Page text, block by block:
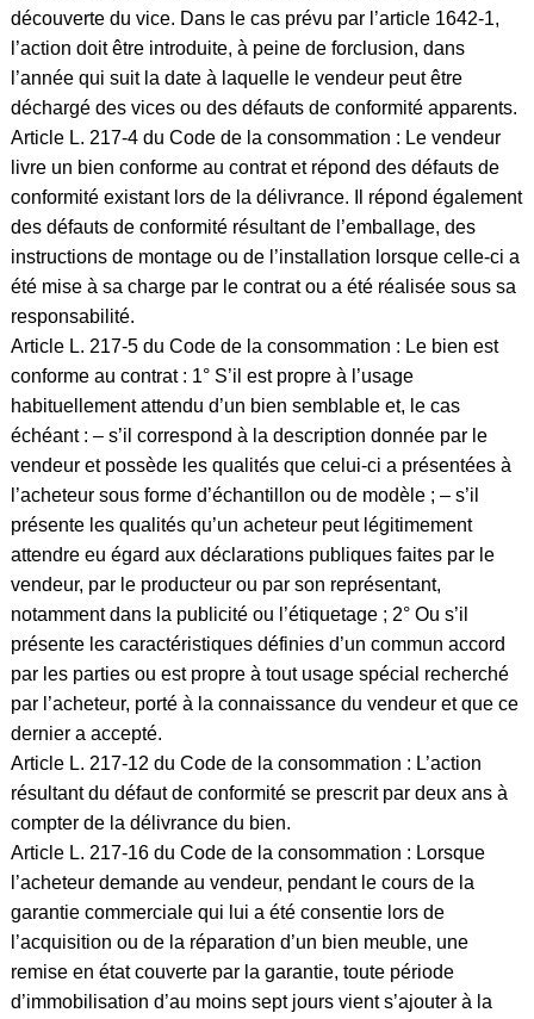
découverte du vice. Dans le cas prévu par l’article 1642-1,
l’action doit être introduite, à peine de forclusion, dans
l’année qui suit la date à laquelle le vendeur peut être
déchargé des vices ou des défauts de conformité apparents.
Article L. 217-4 du Code de la consommation : Le vendeur
livre un bien conforme au contrat et répond des défauts de
conformité existant lors de la délivrance. Il répond également
des défauts de conformité résultant de l’emballage, des
instructions de montage ou de l’installation lorsque celle-ci a
été mise à sa charge par le contrat ou a été réalisée sous sa
responsabilité.
Article L. 217-5 du Code de la consommation : Le bien est
conforme au contrat : 1° S’il est propre à l’usage
habituellement attendu d’un bien semblable et, le cas
échéant : – s’il correspond à la description donnée par le
vendeur et possède les qualités que celui-ci a présentées à
l’acheteur sous forme d’échantillon ou de modèle ; – s’il
présente les qualités qu’un acheteur peut légitimement
attendre eu égard aux déclarations publiques faites par le
vendeur, par le producteur ou par son représentant,
notamment dans la publicité ou l’étiquetage ; 2° Ou s’il
présente les caractéristiques définies d’un commun accord
par les parties ou est propre à tout usage spécial recherché
par l’acheteur, porté à la connaissance du vendeur et que ce
dernier a accepté.
Article L. 217-12 du Code de la consommation : L’action
résultant du défaut de conformité se prescrit par deux ans à
compter de la délivrance du bien.
Article L. 217-16 du Code de la consommation : Lorsque
l’acheteur demande au vendeur, pendant le cours de la
garantie commerciale qui lui a été consentie lors de
l’acquisition ou de la réparation d’un bien meuble, une
remise en état couverte par la garantie, toute période
d’immobilisation d’au moins sept jours vient s’ajouter à la